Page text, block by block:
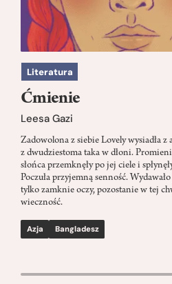
Literatura
Ćmienie
Leesa Gazi
Zadowolona z siebie Lovely wysiadła z
z dwudziestoma taka w dłoni.
słońca przemknęły po jej ciele i
Poczuła przyjemną senność.
tylko zamknie oczy, pozostanie w tej
wieczność.
Azja Bangladesz